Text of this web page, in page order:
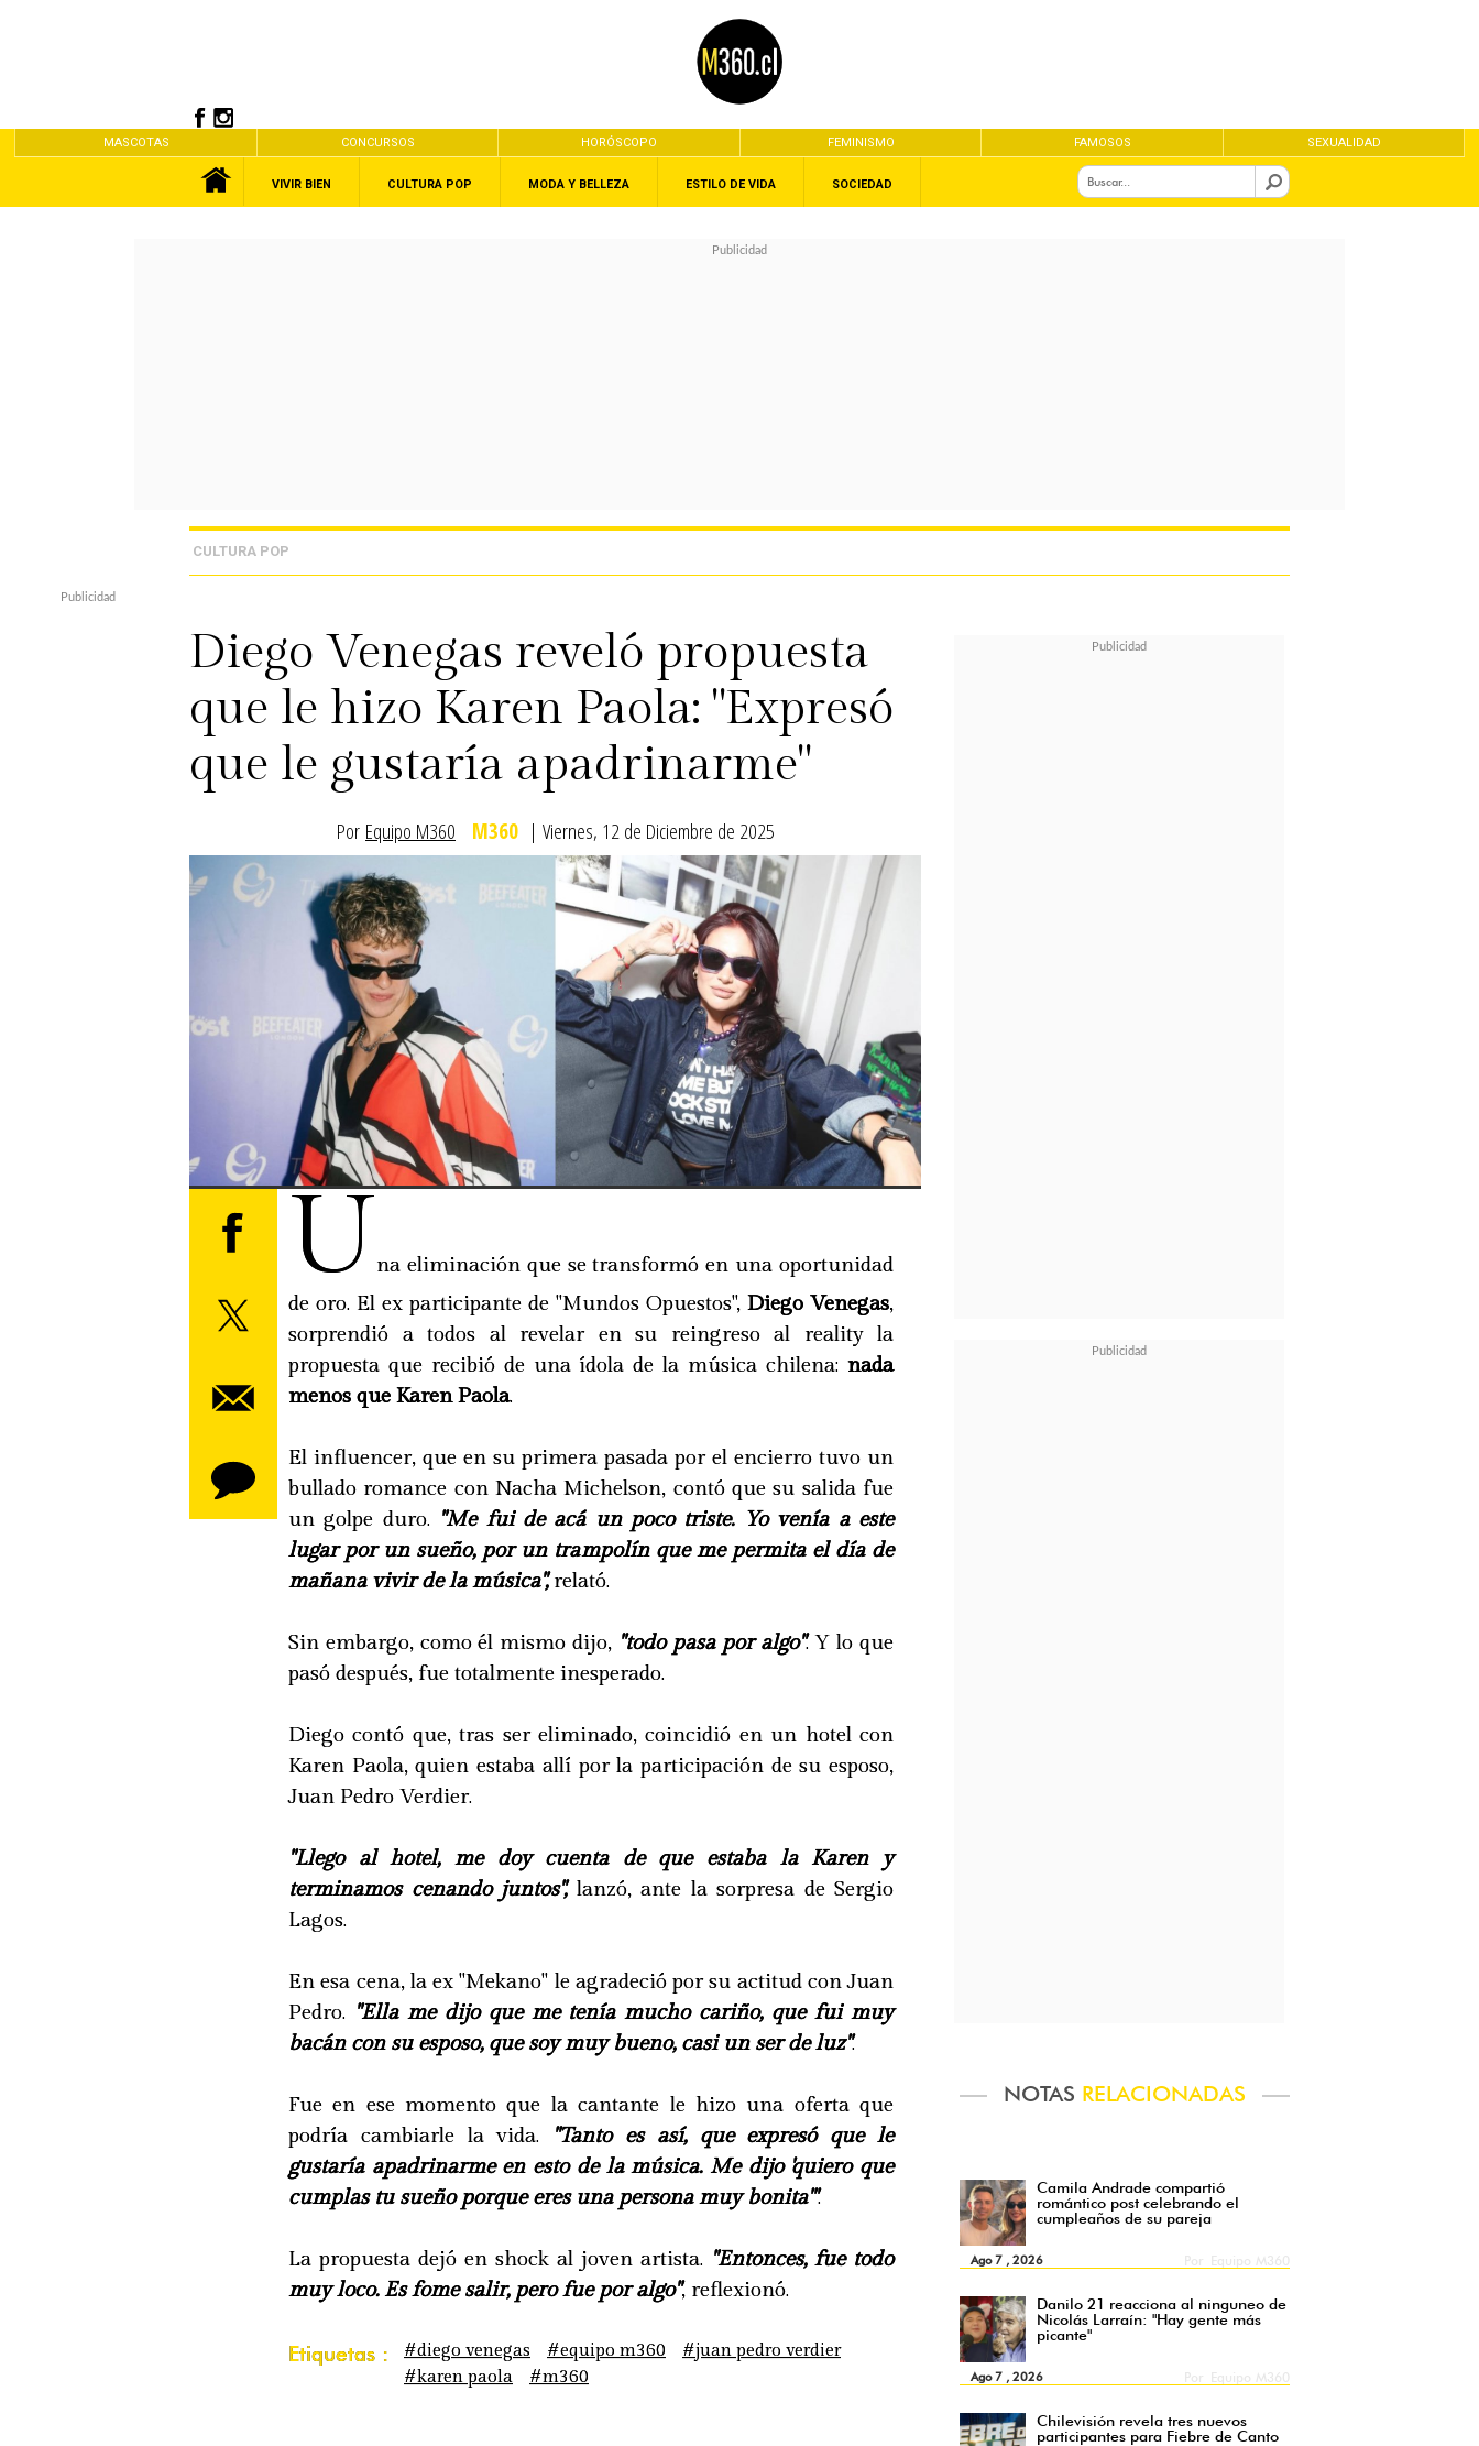
MASCOTAS CONCURSOS HORÓSCOPO FEMINISMO FAMOSOS SEXUALIDAD
VIVIR BIEN CULTURA POP MODA Y BELLEZA ESTILO DE VIDA SOCIEDAD
CULTURA POP
Diego Venegas reveló propuesta
que le hizo Karen Paola: "Expresó
que le gustaría apadrinarme"
Por Equipo M360 M360 | Viernes, 12 de Diciembre de 2025
NOTAS RELACIONADAS
Camila Andrade compartió
romántico post celebrando el
cumpleaños de su pareja
Ago 7 , 2026
Danilo 21 reacciona al ninguneo de
Nicolás Larraín: "Hay gente más
picante"
Ago 7 , 2026
Chilevisión revela tres nuevos
participantes para Fiebre de Canto
Una eliminación que se transformó en una oportunidad
de oro. El ex participante de "Mundos Opuestos", Diego Venegas,
sorprendió a todos al revelar en su reingreso al reality la
propuesta que recibió de una ídola de la música chilena: nada
menos que Karen Paola.
El influencer, que en su primera pasada por el encierro tuvo un
bullado romance con Nacha Michelson, contó que su salida fue
un golpe duro. "Me fui de acá un poco triste. Yo venía a este
lugar por un sueño, por un trampolín que me permita el día de
mañana vivir de la música",relató.
Sin embargo, como él mismo dijo, "todo pasa por algo". Y lo que
pasó después, fue totalmente inesperado.
Diego contó que, tras ser eliminado, coincidió en un hotel con
Karen Paola, quien estaba allí por la participación de su esposo,
Juan Pedro Verdier.
"Llego al hotel, me doy cuenta de que estaba la Karen y
terminamos cenando juntos",lanzó, ante la sorpresa de Sergio
Lagos.
En esa cena, la ex "Mekano" le agradeció por su actitud con Juan
Pedro. "Ella me dijo que me tenía mucho cariño, que fui muy
bacán con su esposo, que soy muy bueno, casi un ser de luz".
Fue en ese momento que la cantante le hizo una oferta que
podría cambiarle la vida.
"Tanto es así, que expresó que le
gustaría apadrinarme en esto de la música. Me dijo 'quiero que
cumplas tu sueño porque eres una persona muy bonita'".
La propuesta dejó en shock al joven artista. "Entonces, fue todo
muy loco. Es fome salir, pero fue por algo", reflexionó.
Etiquetas : #diego venegas #equipo m360
#juan pedro verdier
#karen paola
#m360